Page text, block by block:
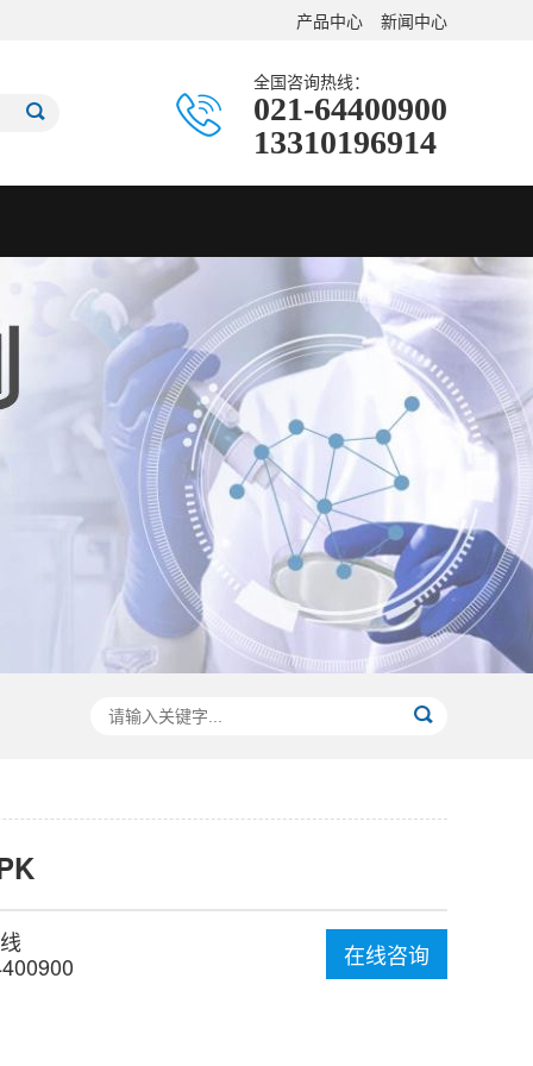
产品中心 新闻中心
全国咨询热线：
021-64400900
13310196914
在线咨询